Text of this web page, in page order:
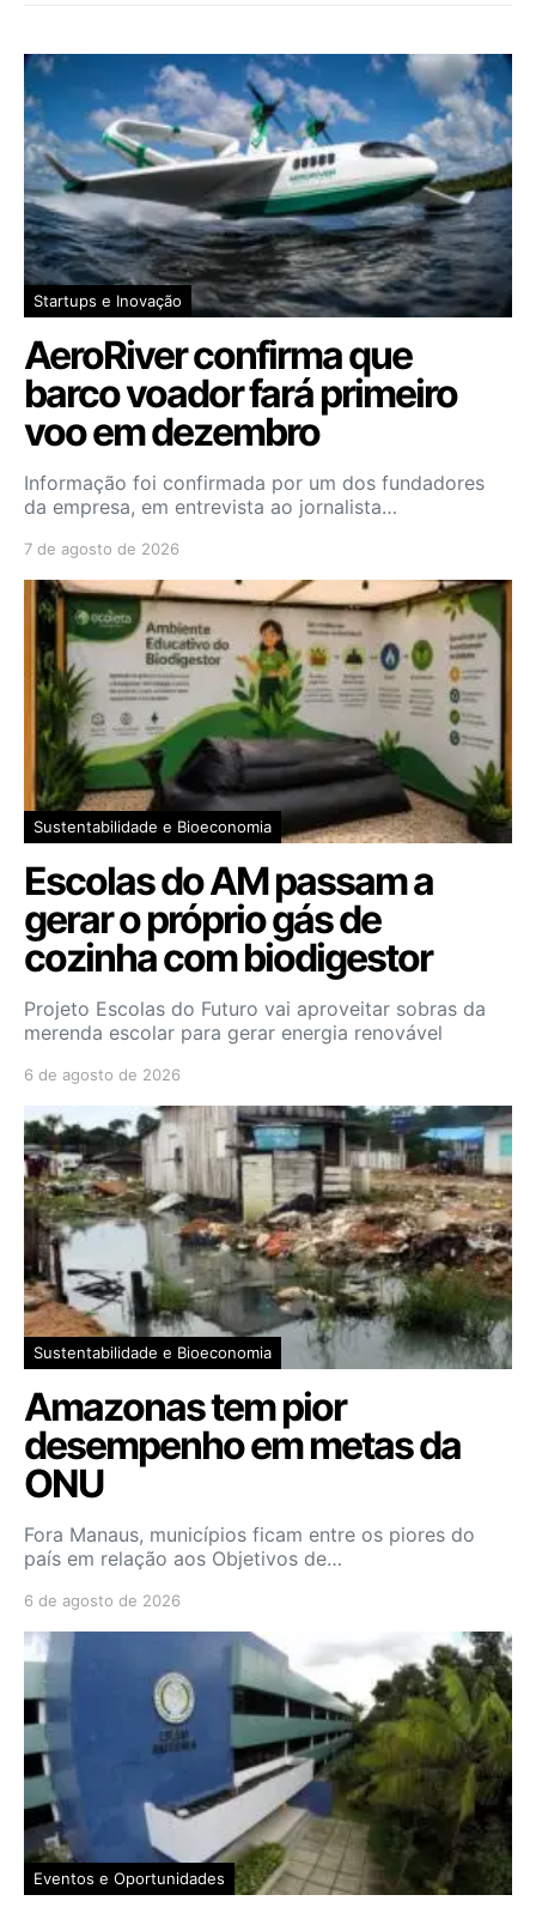
Startups e Inovação
AeroRiver confirma que
barco voador fará primeiro
voo em dezembro
Informação foi confirmada por um dos fundadores
da empresa, em entrevista ao jornalista…
7 de agosto de 2026
Sustentabilidade e Bioeconomia
Escolas do AM passam a
gerar o próprio gás de
cozinha com biodigestor
Projeto Escolas do Futuro vai aproveitar sobras da
merenda escolar para gerar energia renovável
6 de agosto de 2026
Sustentabilidade e Bioeconomia
Amazonas tem pior
desempenho em metas da
ONU
Fora Manaus, municípios ficam entre os piores do
país em relação aos Objetivos de…
6 de agosto de 2026
Eventos e Oportunidades